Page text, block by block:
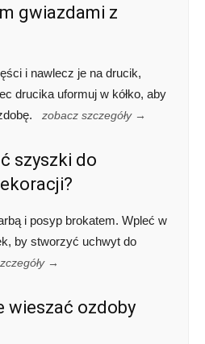
gwiazdami z
i nawlecz je na drucik,
drucika uformuj w kółko, aby
zobacz szczegóły →
szyszki do
i posyp brokatem. Wpleć w
by stworzyć uchwyt do
→
wieszać ozdoby